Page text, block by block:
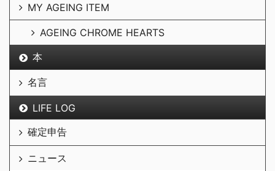
MY AGEING ITEM
AGEING CHROME HEARTS
本
名言
LIFE LOG
確定申告
ニュース